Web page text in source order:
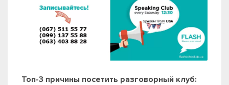
Топ-3 причины посетить разговорный клуб: